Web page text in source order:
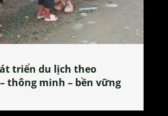
tẻ Phú Nhi – nơi lan
Đoài